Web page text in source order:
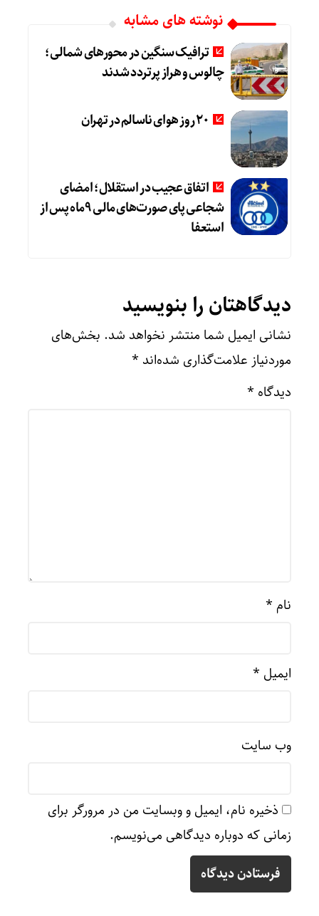
نوشته های مشابه
ترافیک سنگین در محورهای شمالی؛
چالوس و هراز پرتردد شدند
20 روز هوای ناسالم در تهران
اتفاق عجیب در استقلال؛ امضای
شجاعی پای صورت‌های مالی ٩ماه پس از
استعفا
دیدگاهتان را بنویسید
نشانی ایمیل شما منتشر نخواهد شد. بخش‌های
موردنیاز علامت‌گذاری شده‌اند *
دیدگاه *
نام *
ایمیل *
وب‌ سایت
ذخیره نام، ایمیل و وبسایت من در مرورگر برای
زمانی که دوباره دیدگاهی می‌نویسم.